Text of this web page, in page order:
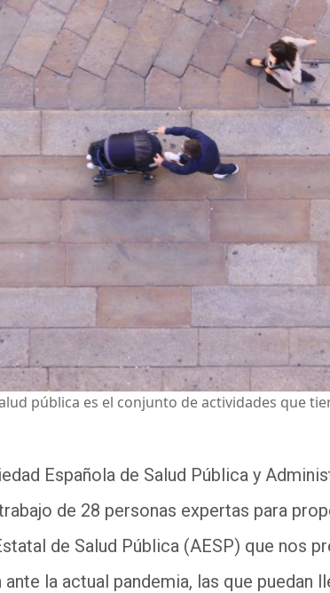
pública es el conjunto de actividades que
Española de Salud Pública y
de 28 personas expertas para
de Salud Pública (AESP) que nos
la actual pandemia, las que puedan